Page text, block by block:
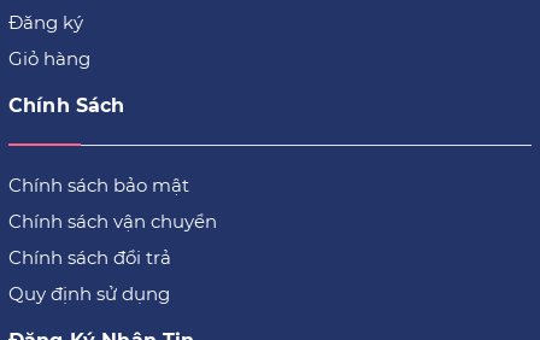
Đăng ký
Giỏ hàng
Chính Sách
Chính sách bảo mật
Chính sách vận chuyển
Chính sách đổi trả
Quy định sử dụng